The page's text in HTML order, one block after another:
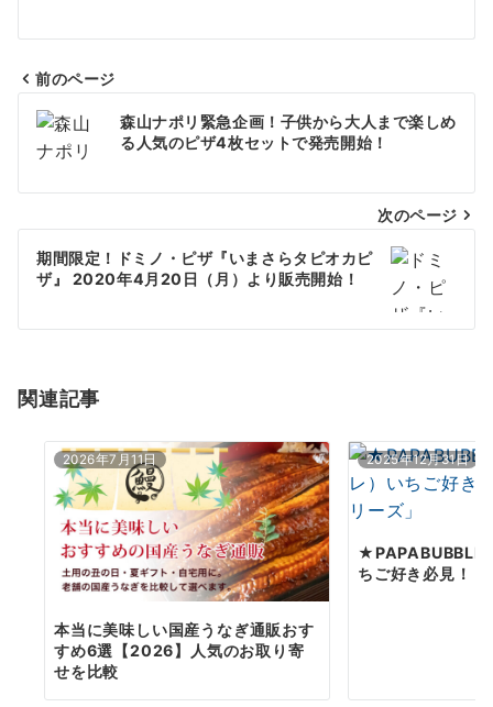
投
稿
ビ
ゲ
シ
ン
前のページ
森山ナポリ緊急企画！子供から大人まで楽しめ
る人気のピザ4枚セットで発売開始！
次のページ
期間限定！ドミノ・ピザ『いまさらタピオカピ
ザ』 2020年4月20日（月）より販売開始！
関連記事
2026年7月11日
本当に美味しい国産うなぎ通販おす
すめ6選【2026】人気のお取り寄
せを比較
2025年12月31日
★PAPABUBBLE
ちご好き必見！